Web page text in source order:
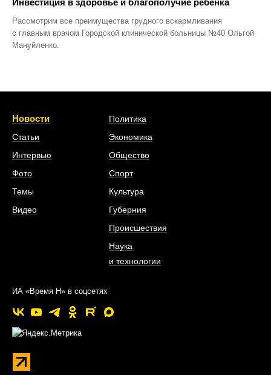
Инвестиция в здоровье и благополучие ребенка
Рассмотрим все преимущества грудного вскармливания
с главным врачом Городской клинической больницы №40 Ольгой
Мануйленко.
Новости
Статьи
Интервью
Фото
Темы
Видео
Политика
Экономика
Общество
Спорт
Культура
Губерния
Происшествия
Наука
и технологии
ИА «Время Н» в соцсетях